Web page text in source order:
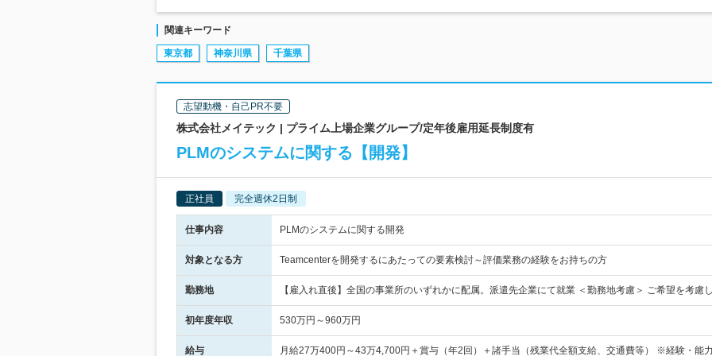
関連キーワード
東京都 神奈川県 千葉県
志望動機・自己PR不要
株式会社メイテック | プライム上場企業グループ/定年後雇用延長制度有
PLMのシステムに関する【開発】
正社員 完全週休2日制
仕事内容 PLMのシステムに関する開発
対象となる方 Teamcenterを開発するにあたっての要素検討～評価業務の経験をお持ちの方
勤務地 【雇入れ直後】全国の事業所のいずれかに配属。派遣先企業にて就業 ＜勤務地考慮＞ ご希望を考慮
初年度年収 530万円～960万円
給与 月給27万400円～43万4,700円＋賞与（年2回）＋諸手当（残業代全額支給、交通費等） ※経験・能